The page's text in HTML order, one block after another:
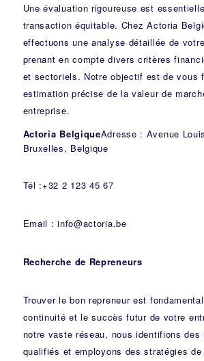
Une évaluation rigoureuse est
transaction équitable. Chez Actoria
effectuons une analyse détaillée de
prenant en compte divers critères
et sectoriels. Notre objectif est de vous
estimation précise de la valeur de
entreprise.
Actoria BelgiqueAdresse : Avenue
Bruxelles, Belgique
Tél :+32 2 123 45 67
Email : info@actoria.be
Recherche de Repreneurs
Trouver le bon repreneur est
continuité et le succès futur de votre
notre vaste réseau, nous identifions des
qualifiés et employons des stratégies